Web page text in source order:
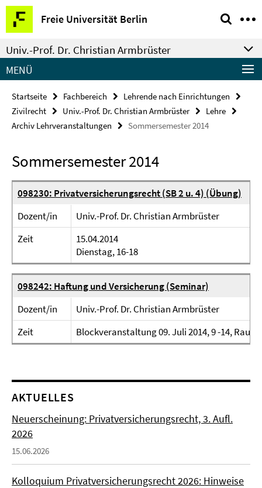
Springe
direkt
zu
Inhalt
Freie Universität Berlin
Service-
Navigation
Univ.-Prof. Dr. Christian Armbrüster
MENÜ
Startseite Fachbereich
Lehrende nach Einrichtungen
Zivilrecht
Univ.-Prof. Dr. Christian Armbrüster
Lehre
Archiv Lehrveranstaltungen
Sommersemester 2014
Sommersemester 2014
098230: Privatversicherungsrecht (SB 2 u. 4) (Übung)
Dozent/in
Univ.-Prof. Dr. Christian Armbrüster
Zeit
15.04.2014
Dienstag, 16-18
098242: Haftung und Versicherung (Seminar)
Dozent/in
Univ.-Prof. Dr. Christian Armbrüster
Zeit
Blockveranstaltung 09. Juli 2014, 9 -14, Raum
AKTUELLES
Neuerscheinung: Privatversicherungsrecht, 3. Aufl.
2026
15.06.2026
Kolloquium Privatversicherungsrecht 2026: Hinweise